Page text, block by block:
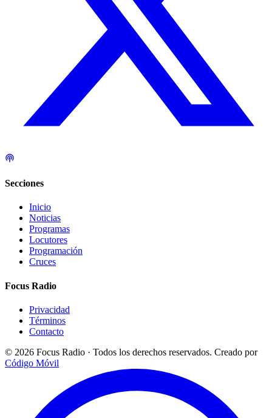
Secciones
Inicio
Noticias
Programas
Locutores
Programación
Cruces
Focus Radio
Privacidad
Términos
Contacto
© 2026 Focus Radio · Todos los derechos reservados. Creado por
Código Móvil